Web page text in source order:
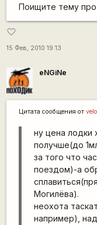
Поищите тему про
favorite_border
15 Фев, 2010 19:13
eNGiNe
Цитата сообщения от
ну цена лодки
получше(до
за того что
поездом)-а
Могилёва).
неохота
например),